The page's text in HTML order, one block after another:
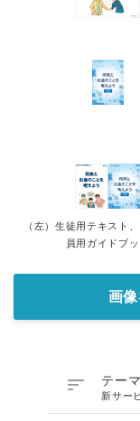
（左）生徒用テキスト
員用ガイドブッ
画
 テーマ
新サー